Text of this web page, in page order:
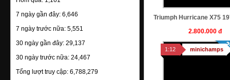
Figurine Akira Nakai (xanh/xám)
950.000 đ
7 ngày gần đây: 6,646
7 ngày trước nữa: 5,551
30 ngày gần đây: 29,137
30 ngày trước nữa: 24,467
Tổng lượt truy cập: 6,788,279
Triumph Hurricane X75
2.800.000 đ
1:12 minichamps